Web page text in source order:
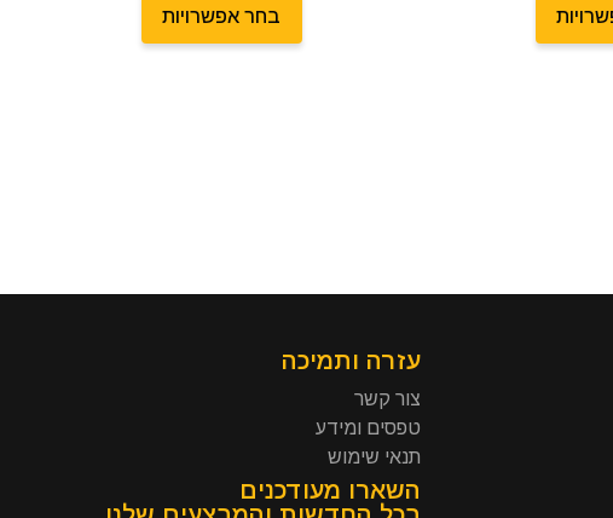
בחר אפשרויות
עזרה ותמיכה
צור קשר
טפסים ומידע
תנאי שימוש
השארו מעודכנים